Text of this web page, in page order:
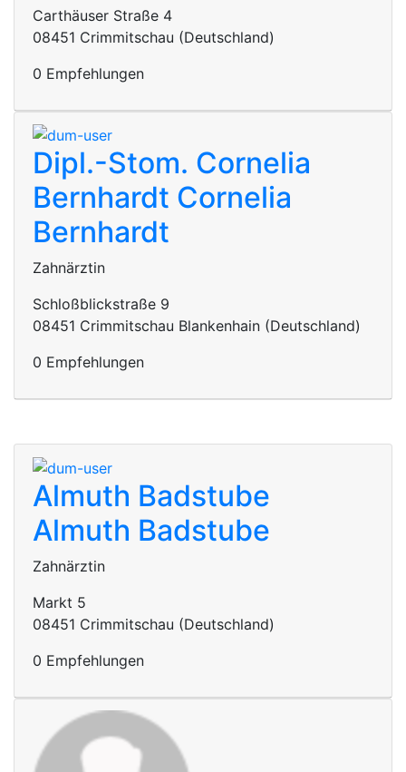
Carthäuser Straße 4
08451 Crimmitschau (Deutschland)
0 Empfehlungen
Dipl.-Stom. Cornelia
Bernhardt Cornelia
Bernhardt
Zahnärztin
Schloßblickstraße 9
08451 Crimmitschau Blankenhain (Deutschland)
0 Empfehlungen
Almuth Badstube
Almuth Badstube
Zahnärztin
Markt 5
08451 Crimmitschau (Deutschland)
0 Empfehlungen